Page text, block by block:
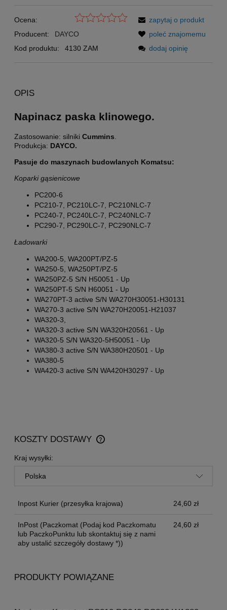
Ocena:
Producent:
DAYCO
Kod produktu:
4130 ZAM
zapytaj o produkt
poleć znajomemu
dodaj opinię
OPIS
Napinacz paska klinowego.
Zastosowanie: silniki Cummins
Produkcja: DAYCO.
Pasuje do maszynach budowlanych Komatsu:
Koparki gąsienicowe
PC200-6
PC210-7, PC210LC-7, PC210NLC-7
PC240-7, PC240LC-7, PC240NLC-7
PC290-7, PC290LC-7, PC290NLC-7
Ładowarki
WA200-5, WA200PT/PZ-5
WA250-5, WA250PT/PZ-5
WA250PZ-5 S/N H50051 - Up
WA250PT-5 S/N H60051 - Up
WA270PT-3 active S/N WA270H30051-H30131
WA270-3 active S/N WA270H20051-H21037
WA320-3,
WA320-3 active S/N WA320H20561 - Up
WA320-5 S/N WA320-5H50051 - Up
WA380-3 active S/N WA380H20501 - Up
WA380-5
WA420-3 active S/N WA420H30297 - Up
KOSZTY DOSTAWY
CENA NIE ZAWIERA EWENTUALNYCH KOSZTÓW
PŁATNOŚCI
Kraj wysyłki:
Inpost Kurier (przesyłka krajowa) 24,60 zł
InPost (Paczkomat (Podaj kod Paczkomatu
lub PaczkoPunktu lub skontaktuj się z nami
aby ustalić szczegóły dostawy *))
24,60 zł
PRODUKTY POWIĄZANE